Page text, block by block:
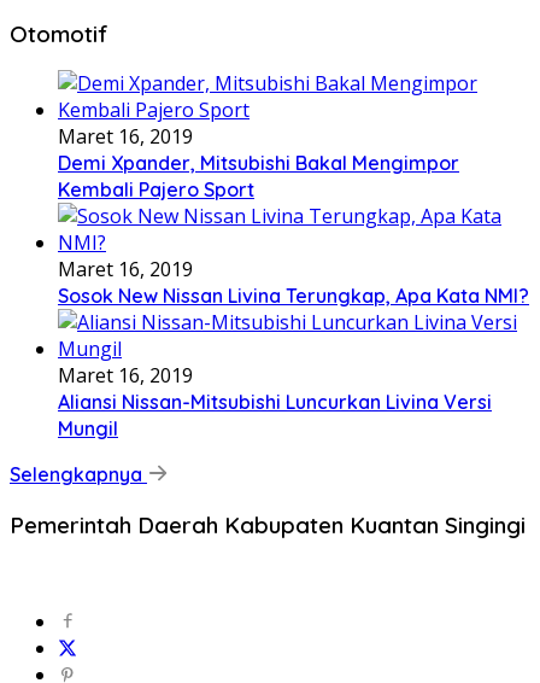
Otomotif
Maret 16, 2019
Demi Xpander, Mitsubishi Bakal Mengimpor
Kembali Pajero Sport
Maret 16, 2019
Sosok New Nissan Livina Terungkap, Apa Kata NMI?
Maret 16, 2019
Aliansi Nissan-Mitsubishi Luncurkan Livina Versi
Mungil
Selengkapnya
Pemerintah Daerah Kabupaten Kuantan Singingi